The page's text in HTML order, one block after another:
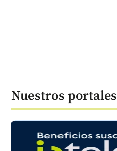
Nuestros portales